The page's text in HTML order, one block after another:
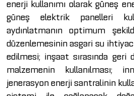
enerji kullanımı olarak güneş
güneş elektrik panelleri
aydınlatmanın optimum
düzenlemesinin asgari su
edilmesi; inşaat sırasında geri
malzemenin kullanılması;
jenerasyon enerji santralinin